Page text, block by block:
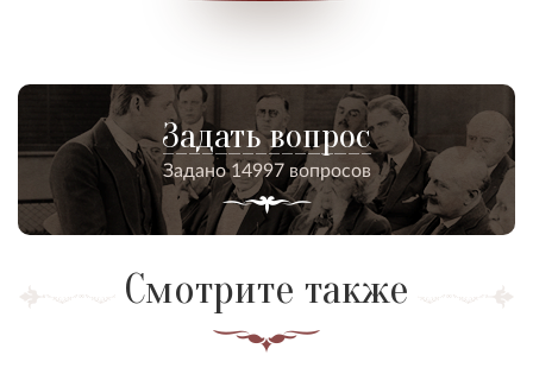
Задать вопрос
Задано 14997 вопросов
Смотрите также